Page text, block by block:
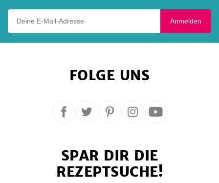
Anmelden
FOLGE UNS
Folge
Facebook
Folge
Twitter
Folge
Pinterest
Folge
Instagram
Folge
YouTube
SPAR DIR DIE
REZEPTSUCHE!